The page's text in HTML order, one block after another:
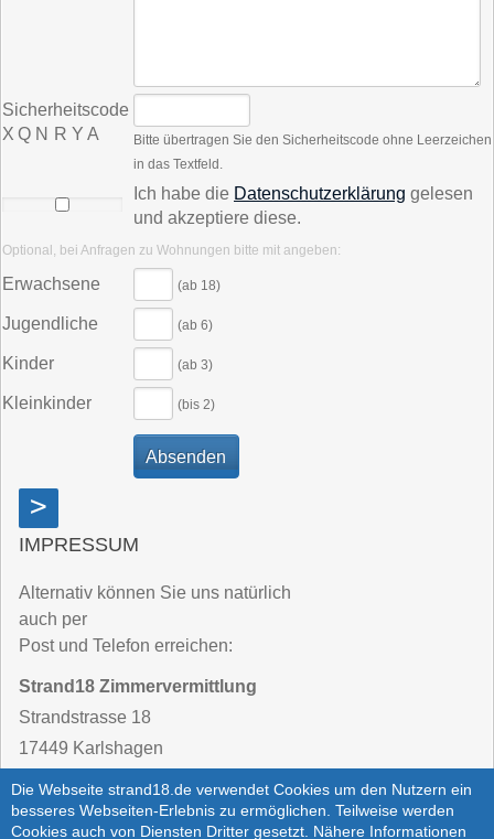
Die Webseite strand18.de verwendet Cookies um den Nutzern ein
besseres Webseiten-Erlebnis zu ermöglichen. Teilweise werden
Cookies auch von Diensten Dritter gesetzt. Nähere Informationen
Sicherheitscode
X Q N R Y A
Bitte übertragen Sie den Sicherheitscode ohne Leerzeichen
in das Textfeld.
Ich habe die Datenschutzerklärung gelesen
und akzeptiere diese.
Optional, bei Anfragen zu Wohnungen bitte mit angeben:
Erwachsene (ab 18)
Jugendliche (ab 6)
Kinder (ab 3)
Kleinkinder (bis 2)
>
IMPRESSUM
Alternativ können Sie uns natürlich
auch per
Post und Telefon erreichen:
Strand18 Zimmervermittlung
Strandstrasse 18
17449 Karlshagen
Telefon: 03 83 71 / 25 62 - 40